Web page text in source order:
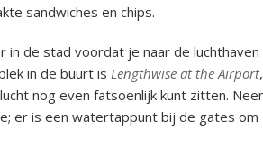
sandwiches en chips.
in de stad voordat je naar de luchthaven
in de buurt is Lengthwise at the Airport,
nog even fatsoenlijk kunt zitten.
er is een watertappunt bij de gates om